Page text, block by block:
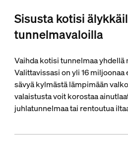
Sisusta kotisi
tunnelmavaloilla
Vaihda kotisi tunnelmaa
Valittavissasi on yli 16
sävyä kylmästä lämpimään
valaistusta voit korostaa
juhlatunnelmaa tai rentoutua